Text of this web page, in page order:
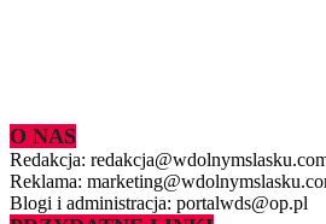
O NAS
Redakcja:
Reklama:
Blogi i administracja: portalwds@op.pl